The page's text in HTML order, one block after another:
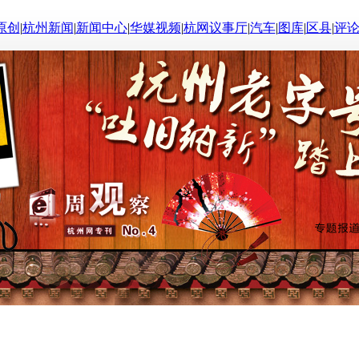
创 |杭州新闻|新闻中心|华媒视频|杭网议事厅|汽车|图库|区县|评论